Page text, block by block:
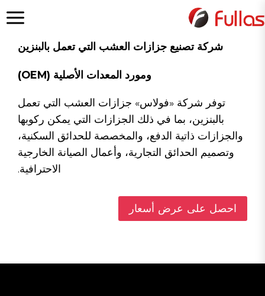
التجاوز
إلى
شركة تصنيع جزازات العشب التي تعمل بالبنزين
ومورد المعدات الأصلية (OEM)
توفر شركة «فولاس» جزازات العشب التي تعمل
بالبنزين، بما في ذلك الجزازات التي يمكن ركوبها
والجزازات ذاتية الدفع، والمخصصة للحدائق السكنية،
وتصميم الحدائق التجارية، وأعمال الصيانة الخارجية
الاحترافية.
احصل على عرض أسعار